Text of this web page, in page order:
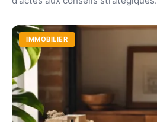
IMMOBILIER